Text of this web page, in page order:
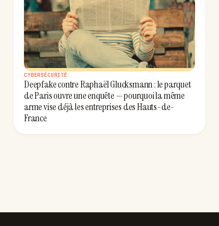
CYBERSÉCURITÉ
Deepfake contre Raphaël Glucksmann : le parquet
de Paris ouvre une enquête — pourquoi la même
arme vise déjà les entreprises des Hauts-de-
France